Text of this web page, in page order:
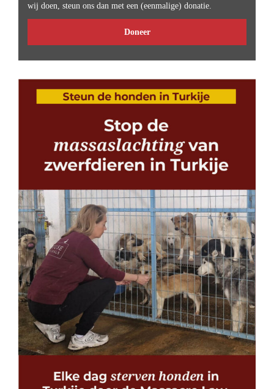
wij doen, steun ons dan met een (eenmalige) donatie.
Doneer